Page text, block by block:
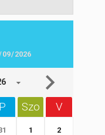
P Szo V
1 2